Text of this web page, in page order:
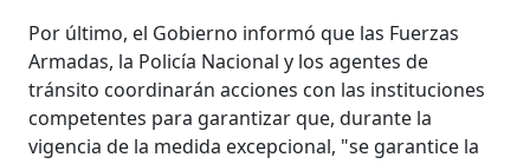
Por último, el Gobierno informó que las Fuerzas
Armadas, la Policía Nacional y los agentes de
tránsito coordinarán acciones con las instituciones
competentes para garantizar que, durante la
vigencia de la medida excepcional, "se garantice la